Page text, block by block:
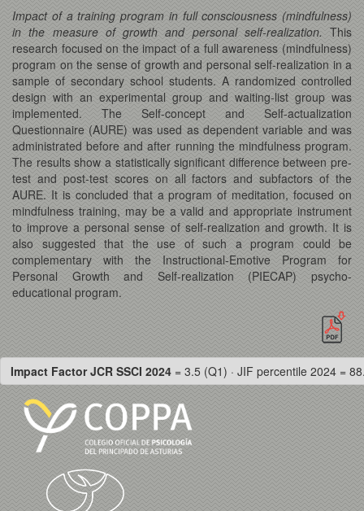
Impact of a training program in full consciousness (mindfulness)
in the measure of growth and personal self-realization. This
research focused on the impact of a full awareness (mindfulness)
program on the sense of growth and personal self-realization in a
sample of secondary school students. A randomized controlled
design with an experimental group and waiting-list group was
implemented. The Self-concept and Self-actualization
Questionnaire (AURE) was used as dependent variable and was
administrated before and after running the mindfulness program.
The results show a statistically significant difference between pre-
test and post-test scores on all factors and subfactors of the
AURE. It is concluded that a program of meditation, focused on
mindfulness training, may be a valid and appropriate instrument
to improve a personal sense of self-realization and growth. It is
also suggested that the use of such a program could be
complementary with the Instructional-Emotive Program for
Personal Growth and Self-realization (PIECAP) psycho-
educational program.
Impact Factor JCR SSCI 2024 = 3.5 (Q1) · JIF percentile 2024 =